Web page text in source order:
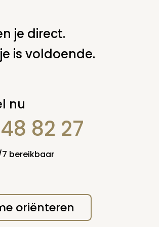
van der Putten
pagina
je direct.
is voldoende.
nu
82 27
bereikbaar
oriënteren